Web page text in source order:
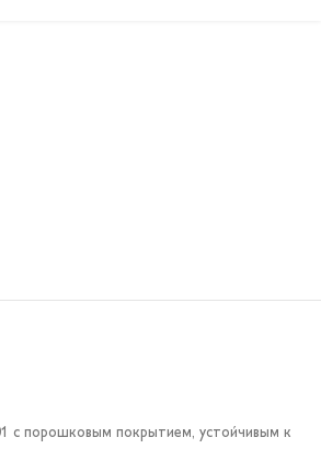
с порошковым покрытием, устойчивым к